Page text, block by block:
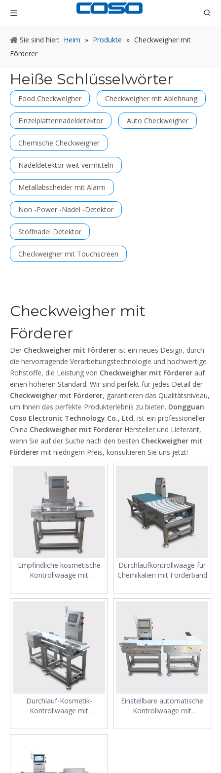
Sie sind hier: Heim » Produkte » Checkweigher mit
Förderer
Heiße Schlüsselwörter
Food Checkweigher Checkweigher mit Ablehnung
Einzelplattennadeldetektor Auto Checkweigher
Chemische Checkweigher
Nadeldetektor weit vermitteln
Metallabscheider mit Alarm
Non -Power -Nadel -Detektor
Stoffnadel Detektor
Checkweigher mit Touchscreen
Checkweigher mit
Förderer
Der Checkweigher mit Förderer ist ein neues Design, durch
die hervorragende Verarbeitungstechnologie und hochwertige
Rohstoffe, die Leistung von Checkweigher mit Förderer auf
einen höheren Standard. Wir sind perfekt für jedes Detail der
Checkweigher mit Förderer, garantieren das Qualitätsniveau,
um Ihnen das perfekte Produkterlebnis zu bieten. Dongguan
Coso Electronic Technology Co., Ltd. ist ein professioneller
China Checkweigher mit Förderer Hersteller und Lieferant,
wenn Sie auf der Suche nach den besten Checkweigher mit
Förderer mit niedrigem Preis, konsultieren Sie uns jetzt!
Empfindliche kosmetische
Kontrollwaage mit
Durchlaufkontrollwaage für
Chemikalien mit Förderband
Durchlauf-Kosmetik-
Kontrollwaage mit
Einstellbare automatische
Kontrollwaage mit